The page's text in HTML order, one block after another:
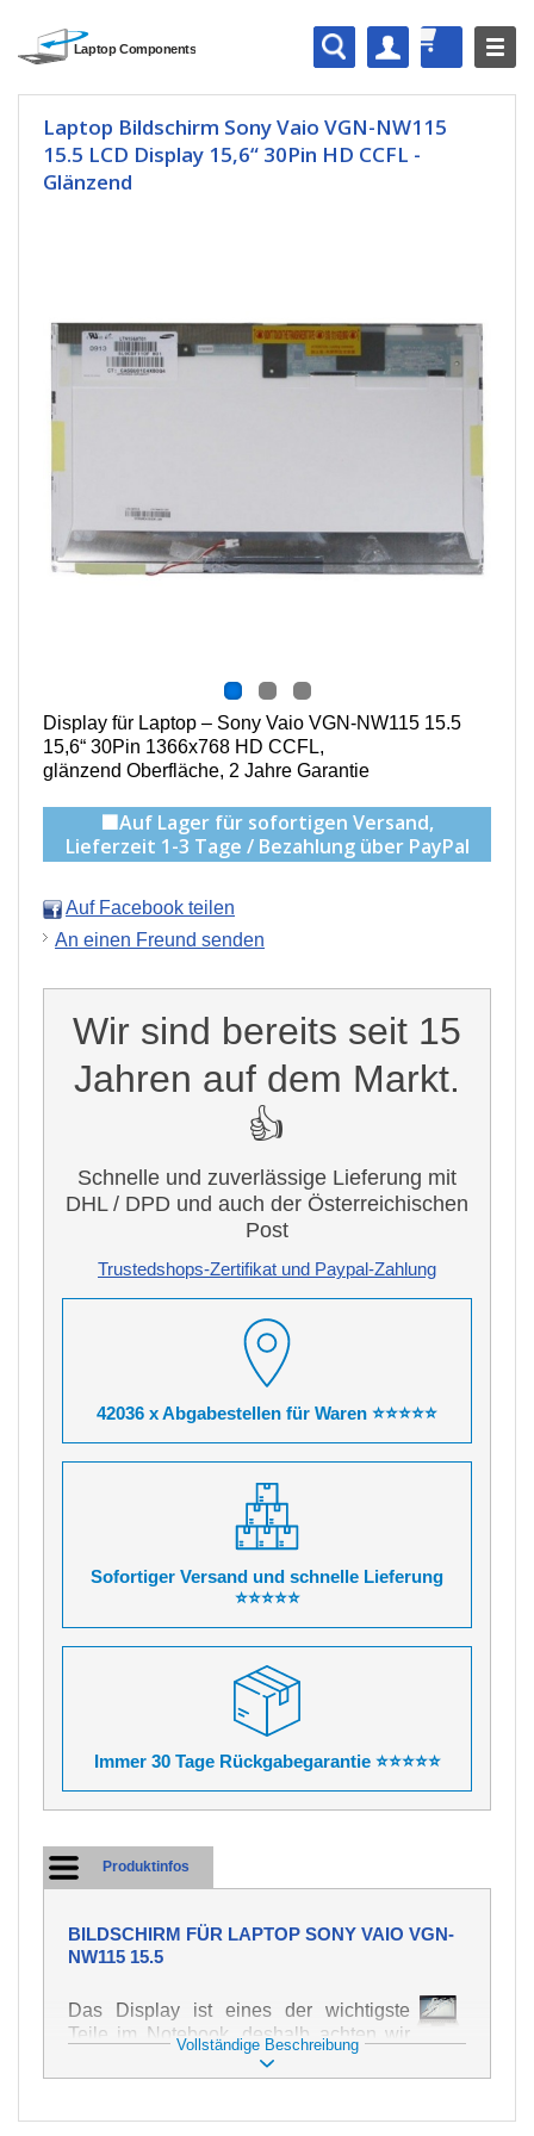
Laptop Bildschirm Sony Vaio VGN-NW115
15.5 LCD Display 15,6“ 30Pin HD CCFL -
Glänzend
Display für Laptop – Sony Vaio VGN-NW115 15.5
15,6“ 30Pin 1366x768 HD CCFL,
g länzend Oberfläche, 2 Jahre Garantie
🟩Auf Lager für sofortigen Versand,
Lieferzeit 1-3 Tage / Bezahlung über PayPal
Auf Facebook teilen
An einen Freund senden
Wir sind bereits seit 15
Jahren auf dem Markt.
👍
Schnelle und zuverlässige Lieferung mit
DHL / DPD und auch der Österreichischen
Post
Trustedshops-Zertifikat und Paypal-Zahlung
42036 x Abgabestellen für Waren ⭐⭐⭐⭐⭐
Sofortiger Versand und schnelle Lieferung
⭐⭐⭐⭐⭐
Immer 30 Tage Rückgabegarantie ⭐⭐⭐⭐⭐
Produktinfos
BILDSCHIRM FÜR LAPTOP SONY VAIO VGN-
NW115 15.5
Das Display ist eines der wichtigste
Teile im Notebook, deshalb achten wir
auf höchste Qualität dieses Ersatzteils.
Er dient zur Darstellung von Texten und
Vollständige Beschreibung